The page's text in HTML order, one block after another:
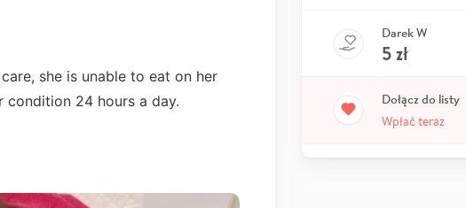
she is unable to eat on her
condition 24 hours a day.
Darek W
5zł
Dołącz do listy
Wpłać teraz